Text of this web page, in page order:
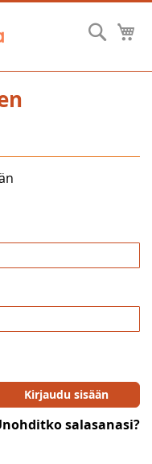
Hae
Kirjaudu sisään
salasanasi?